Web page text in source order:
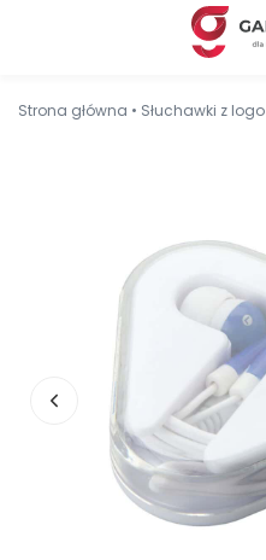
Strona główna • Słuchawki z logo